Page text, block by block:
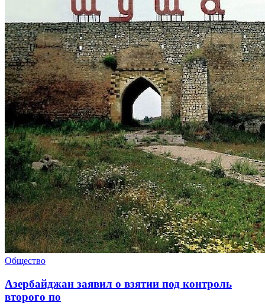
Общество
Азербайджан заявил о взятии под контроль
второго по